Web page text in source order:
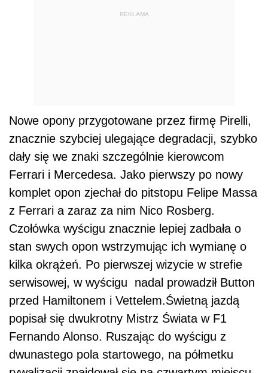
REKLAMA
Nowe opony przygotowane przez firmę Pirelli,
znacznie szybciej ulegające degradacji, szybko
dały się we znaki szczególnie kierowcom
Ferrari i Mercedesa. Jako pierwszy po nowy
komplet opon zjechał do pitstopu Felipe Massa
z Ferrari a zaraz za nim Nico Rosberg.
Czołówka wyścigu znacznie lepiej zadbała o
stan swych opon wstrzymując ich wymianę o
kilka okrążeń. Po pierwszej wizycie w strefie
serwisowej, w wyścigu nadal prowadził Button
przed Hamiltonem i Vettelem.Świetną jazdą
popisał się dwukrotny Mistrz Świata w F1
Fernando Alonso. Ruszając do wyścigu z
dwunastego pola startowego, na półmetku